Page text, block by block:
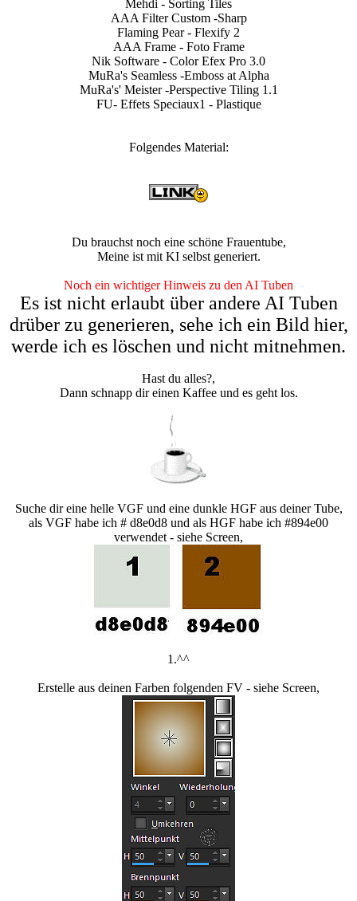
Mehdi - Sorting Tiles
AAA Filter Custom -Sharp
Flaming Pear - Flexify 2
AAA Frame - Foto Frame
Nik Software - Color Efex Pro 3.0
MuRa's Seamless -Emboss at Alpha
MuRa's' Meister -Perspective Tiling 1.1
FU- Effets Speciaux1 - Plastique
Folgendes Material:
Du brauchst noch eine schöne Frauentube,
Meine ist mit KI selbst generiert.
Noch ein wichtiger Hinweis zu den AI Tuben
Es ist nicht erlaubt über andere AI Tuben
drüber zu generieren, sehe ich ein Bild hier,
werde ich es löschen und nicht mitnehmen.
Hast du alles?,
Dann schnapp dir einen Kaffee und es geht los.
Suche dir eine helle VGF und eine dunkle HGF aus deiner Tube,
als VGF habe ich # d8e0d8 und als HGF habe ich #894e00
verwendet - siehe Screen,
1.^^
Erstelle aus deinen Farben folgenden FV - siehe Screen,